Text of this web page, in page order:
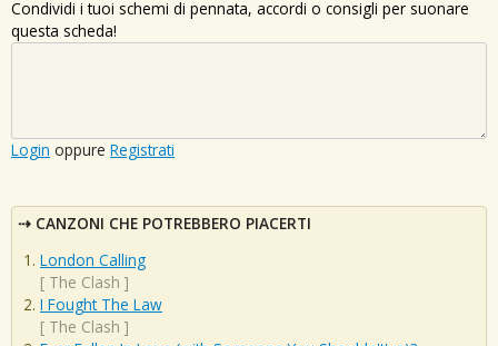
Condividi i tuoi schemi di pennata, accordi o consigli per suonare
questa scheda!
Login oppure Registrati
CANZONI CHE POTREBBERO PIACERTI
London Calling
[ The Clash ]
I Fought The Law
[ The Clash ]